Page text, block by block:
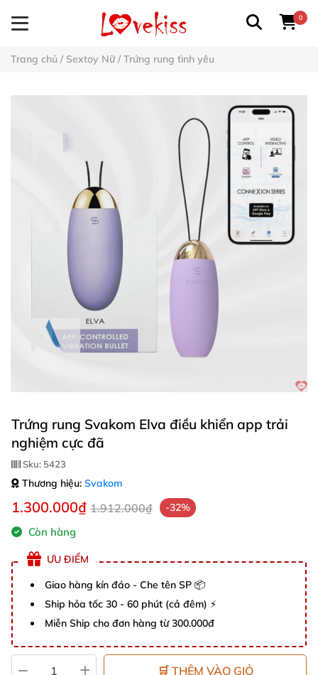
0
Trang chủ / Sextoy Nữ/ Trứng rung tình yêu
Trứng rung Svakom Elva điều khiển app trải
nghiệm cực đã
Sku: 5423
Thương hiệu: Svakom
1.300.000₫ 1.912.000₫ -32%
Còn hàng
ƯU ĐIỂM
Giao hàng kín đáo - Che tên SP 📦
Ship hỏa tốc 30 - 60 phút (cả đêm) ⚡
Miễn Ship cho đơn hàng từ 300.000đ
🛒 THÊM VÀO GIỎ